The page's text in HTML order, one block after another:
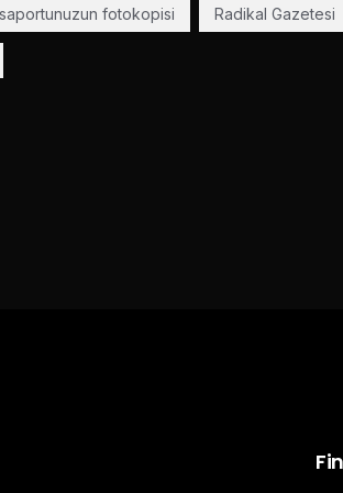
fotokopisi Radikal Gazetesi